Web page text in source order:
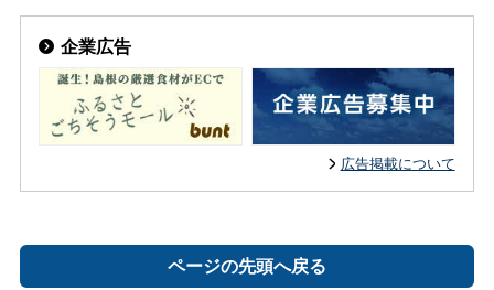
企業広告
広告掲載について
ページの先頭へ戻る